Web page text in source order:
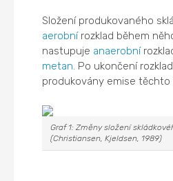
Složení produkovaného
aerobnírozklad během
nastupuje anaerobní
metan. Po ukončení
produkovány emise těchto
Graf 1: Změny složení
(Christiansen, Kjeldsen, 1989)